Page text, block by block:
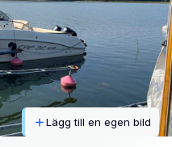
Lägg till en egen bild